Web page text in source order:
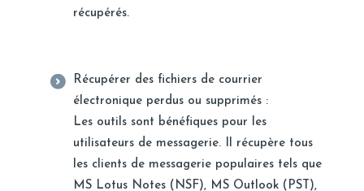
récupérés.
Récupérer des fichiers de courrier
électronique perdus ou supprimés :
Les outils sont bénéfiques pour les
utilisateurs de messagerie. Il récupère tous
les clients de messagerie populaires tels que
MS Lotus Notes (NSF), MS Outlook (PST),